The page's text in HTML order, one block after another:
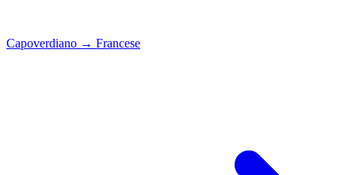
Capoverdiano → Francese